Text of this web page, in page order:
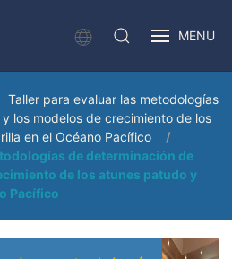
MENU
Taller para evaluar las metodologías
los modelos de crecimiento de los
en el Océano Pacífico
de determinación de
de los atunes patudo y
Pacífico